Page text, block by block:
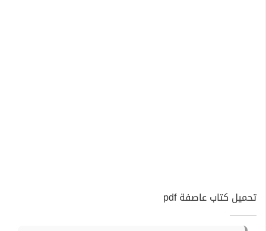
تحميل كتاب عاصفة pdf